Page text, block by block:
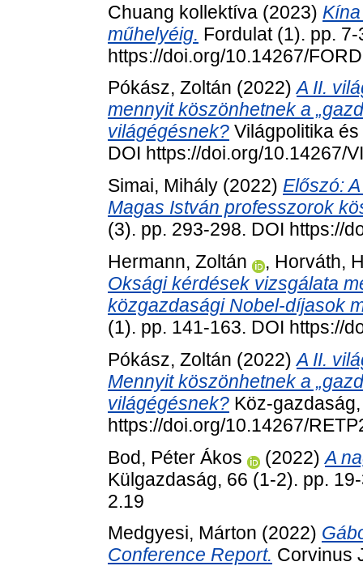
Chuang kollektíva (2023)
műhelyéig. Fordulat (1). pp.
https://doi.org/10.14267/
Pókász, Zoltán (2022)A II.
mennyit köszönhetnek a
világégésnek? Világpolitika
DOI https://doi.org/10.14267/
Simai, Mihály (2022) Előszó:
Magas István professzorok
(3). pp. 293-298. DOI https://
Hermann, Zoltán
, Horváth,
Oksági kérdések vizsgálata
közgazdasági Nobel-díjasok
(1). pp. 141-163. DOI https://
Pókász, Zoltán (2022)A II.
Mennyit köszönhetnek a
világégésnek? Köz-
https://doi.org/10.14267/
Bod, Péter Ákos
(2022)A
Külgazdaság, 66 (1-2). pp.
2.19
Medgyesi, Márton (2022)
Conference Report. Corvinus